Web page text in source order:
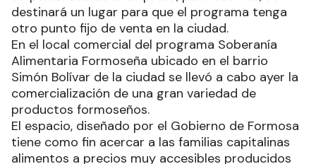
destinará un lugar para que el programa tenga
otro punto fijo de venta en la ciudad.
En el local comercial del programa Soberanía
Alimentaria Formoseña ubicado en el barrio
Simón Bolívar de la ciudad se llevó a cabo ayer la
comercialización de una gran variedad de
productos formoseños.
El espacio, diseñado por el Gobierno de Formosa
tiene como fin acercar a las familias capitalinas
alimentos a precios muy accesibles producidos